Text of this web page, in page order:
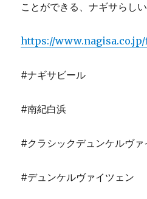
ことができる、ナギサらしい
https://
#ナギサビール
#南紀白浜
#クラシックデュンケルヴァ
#デュンケルヴァイツェン